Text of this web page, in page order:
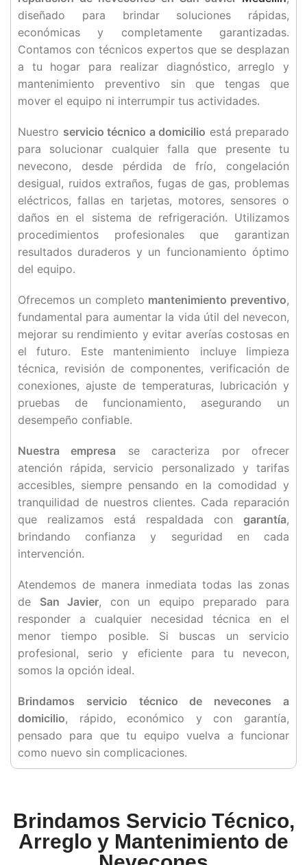
diseñado para brindar soluciones rápidas,
económicas y completamente garantizadas.
Contamos con técnicos expertos que se desplazan
a tu hogar para realizar diagnóstico, arreglo y
mantenimiento preventivo sin que tengas que
mover el equipo ni interrumpir tus actividades.
Nuestro servicio técnico a domicilio está preparado
para solucionar cualquier falla que presente tu
nevecono, desde pérdida de frío, congelación
desigual, ruidos extraños, fugas de gas, problemas
eléctricos, fallas en tarjetas, motores, sensores o
daños en el sistema de refrigeración. Utilizamos
procedimientos profesionales que garantizan
resultados duraderos y un funcionamiento óptimo
del equipo.
Ofrecemos un completo mantenimiento preventivo,
fundamental para aumentar la vida útil del nevecon,
mejorar su rendimiento y evitar averías costosas en
el futuro. Este mantenimiento incluye limpieza
técnica, revisión de componentes, verificación de
conexiones, ajuste de temperaturas, lubricación y
pruebas de funcionamiento, asegurando un
desempeño confiable.
Nuestra empresa se caracteriza por ofrecer
atención rápida, servicio personalizado y tarifas
accesibles, siempre pensando en la comodidad y
tranquilidad de nuestros clientes. Cada reparación
que realizamos está respaldada con garantía,
brindando confianza y seguridad en cada
intervención.
Atendemos de manera inmediata todas las zonas
de San Javier, con un equipo preparado para
responder a cualquier necesidad técnica en el
menor tiempo posible. Si buscas un servicio
profesional, serio y eficiente para tu nevecon,
somos la opción ideal.
Brindamos servicio técnico de nevecones a
domicilio, rápido, económico y con garantía,
pensado para que tu equipo vuelva a funcionar
como nuevo sin complicaciones.
Brindamos Servicio Técnico,
Arreglo y Mantenimiento de